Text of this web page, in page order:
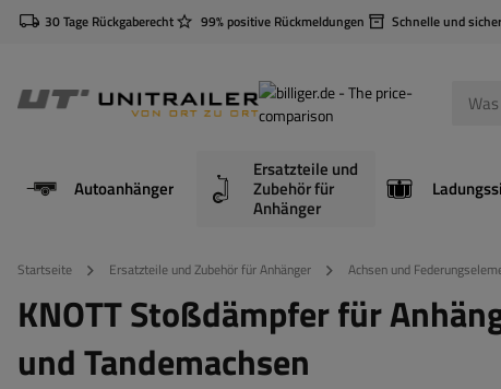
30 Tage Rückgaberecht 99% positive Rückmeldungen Schnelle und
Autoanhänger
Ersatzteile und
Zubehör für
Anhänger
Startseite Ersatzteile und Zubehör für Anhänger Achsen und
KNOTT Stoßdämpfer für
und Tandemachsen